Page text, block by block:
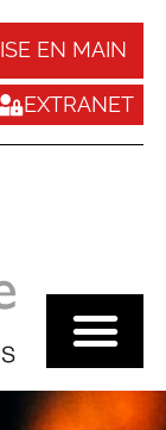
EN MAIN
EXTRANET